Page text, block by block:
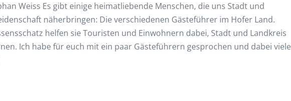
Weiss Es gibt einige heimatliebende Menschen, die uns Stadt und
näherbringen: Die verschiedenen Gästeführer im Hofer Land.
helfen sie Touristen und Einwohnern dabei, Stadt und Landkreis
Ich habe für euch mit ein paar Gästeführern gesprochen und dabei viele